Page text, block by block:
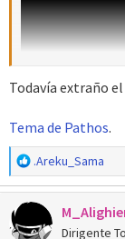
Todavía extraño
Tema de Pathos.
R
e
a
c
.Areku_Sama
Dirigente